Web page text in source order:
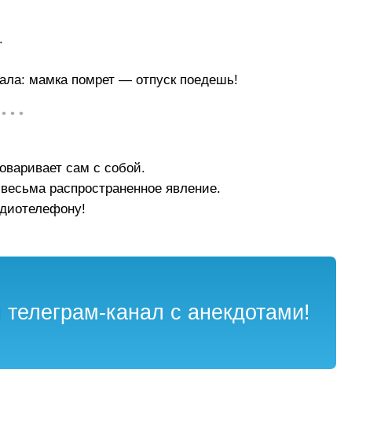
мамка помрет — отпуск поедешь!
• • •
сам с собой.
распространенное явление.
канал с анекдотами!